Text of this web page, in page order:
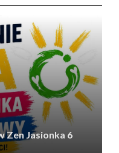
Zen Jasionka 6